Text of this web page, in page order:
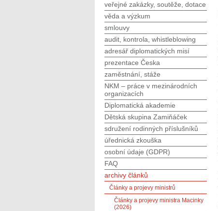
veřejné zakázky, soutěže, dotace
věda a výzkum
smlouvy
audit, kontrola, whistleblowing
adresář diplomatických misí
prezentace Česka
zaměstnání, stáže
NKM – práce v mezinárodních
organizacích
Diplomatická akademie
Dětská skupina Zamiňáček
sdružení rodinných příslušníků
úřednická zkouška
osobní údaje (GDPR)
FAQ
archivy článků
Články a projevy ministrů
Články a projevy ministra Macinky
(2026)